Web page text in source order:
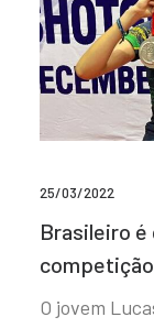
25/03/2022
Brasileiro é
O jovem